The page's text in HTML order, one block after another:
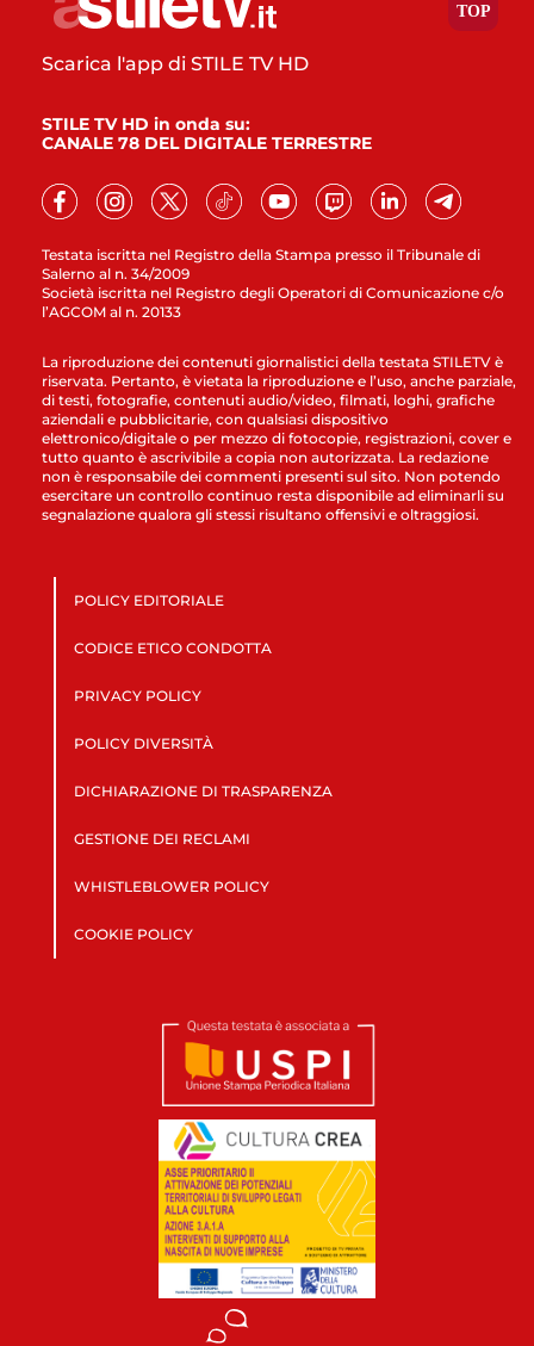
Testata iscritta nel Registro della Stampa presso il Tribunale di
Salerno al n. 34/2009
Società iscritta nel Registro degli Operatori di Comunicazione c/o
l’AGCOM al n. 20133
Scarica l'app di STILE TV HD
STILE TV HD in onda su:
CANALE 78 DEL DIGITALE TERRESTRE
La riproduzione dei contenuti giornalistici della testata STILETV è
riservata. Pertanto, è vietata la riproduzione e l’uso, anche parziale,
di testi, fotografie, contenuti audio/video, filmati, loghi, grafiche
aziendali e pubblicitarie, con qualsiasi dispositivo
elettronico/digitale o per mezzo di fotocopie, registrazioni, cover e
tutto quanto è ascrivibile a copia non autorizzata. La redazione
non è responsabile dei commenti presenti sul sito. Non potendo
esercitare un controllo continuo resta disponibile ad eliminarli su
segnalazione qualora gli stessi risultano offensivi e oltraggiosi.
POLICY EDITORIALE
CODICE ETICO CONDOTTA
PRIVACY POLICY
POLICY DIVERSITÀ
DICHIARAZIONE DI TRASPARENZA
GESTIONE DEI RECLAMI
WHISTLEBLOWER POLICY
COOKIE POLICY